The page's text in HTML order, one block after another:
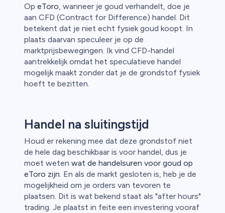
Op eToro, wanneer je goud verhandelt, doe je
aan CFD (Contract for Difference) handel. Dit
betekent dat je niet echt fysiek goud koopt. In
plaats daarvan speculeer je op de
marktprijsbewegingen. Ik vind CFD-handel
aantrekkelijk omdat het speculatieve handel
mogelijk maakt zonder dat je de grondstof fysiek
hoeft te bezitten.
Handel na sluitingstijd
Houd er rekening mee dat deze grondstof niet
de hele dag beschikbaar is voor handel, dus je
moet weten wat de handelsuren voor goud op
eToro zijn. En als de markt gesloten is, heb je de
mogelijkheid om je orders van tevoren te
plaatsen. Dit is wat bekend staat als "after hours"
trading. Je plaatst in feite een investering vooraf